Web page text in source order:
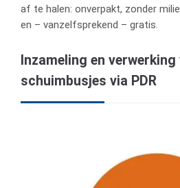
af te halen: onverpakt, zonder
en – vanzelfsprekend – gratis.
Inzameling en verwerking
schuimbusjes via PDR